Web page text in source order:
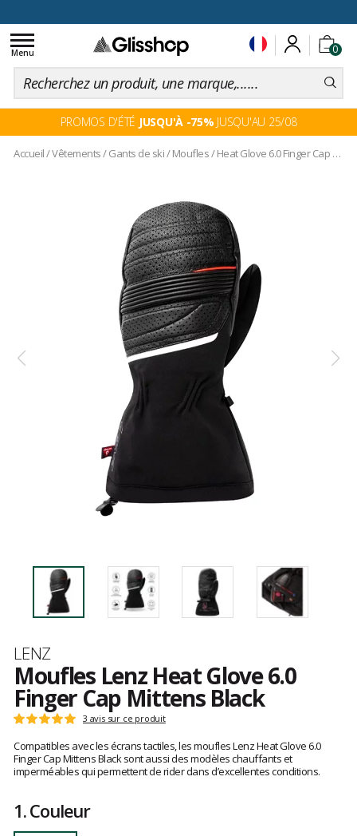
0
Toggle
navigation
Menu
PROMOS D'ÉTÉ JUSQU'À -75% JUSQU'AU 25/08
Accueil/Vêtements/Gants de ski/Moufles/Heat Glove 6.0 Finger Cap Mittens Black
Marque
LENZ
Moufles Lenz Heat Glove 6.0
Finger Cap Mittens Black
Les
clients
Note
5
sur
3 avis sur ce produit
Compatibles avec les écrans tactiles, les moufles Lenz Heat Glove 6.0
Finger Cap Mittens Black sont aussi des modèles chauffants et
imperméables qui permettent de rider dans d’excellentes conditions.
1.Couleur